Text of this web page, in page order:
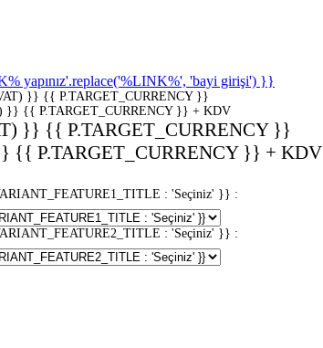
yapınız'.replace('%LINK%', 'bayi girişi') }}
}} {{ P.TARGET_CURRENCY }}
}} {{ P.TARGET_CURRENCY }} + KDV
}} {{ P.TARGET_CURRENCY }}
{{ P.TARGET_CURRENCY }} + KDV
: 'Seçiniz' }} :
: 'Seçiniz' }} :